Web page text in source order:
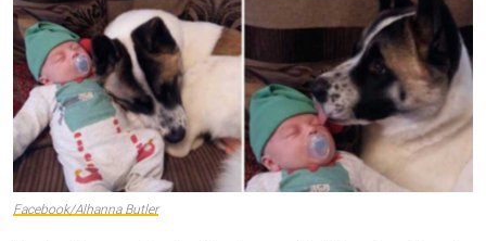
Facebook/Alhanna Butler